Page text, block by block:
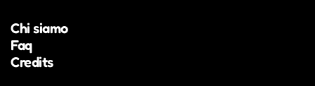
Chi siamo
Faq
Credits